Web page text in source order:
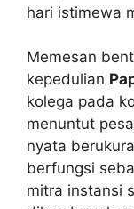
hari istimewa
Memesan
kepedulian
kolega pada
menuntut
nyata
berfungsi
mitra instansi